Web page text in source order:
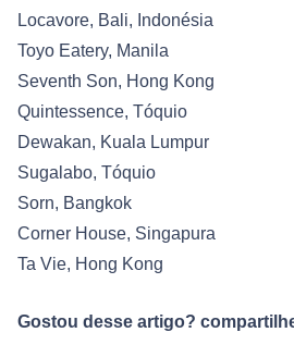
Locavore, Bali, Indonésia
Toyo Eatery, Manila
Seventh Son, Hong Kong
Quintessence, Tóquio
Dewakan, Kuala Lumpur
Sugalabo, Tóquio
Sorn, Bangkok
Corner House, Singapura
Ta Vie, Hong Kong
Gostou desse artigo?